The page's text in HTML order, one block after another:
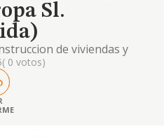
Sl.
de viviendas y
asi como la realizacion
y limpieza en los
( 0 votos)